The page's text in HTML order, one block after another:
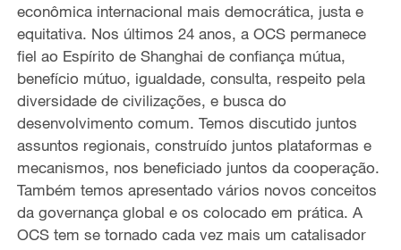
econômica internacional mais democrática, justa e
equitativa. Nos últimos 24 anos, a OCS permanece
fiel ao Espírito de Shanghai de confiança mútua,
benefício mútuo, igualdade, consulta, respeito pela
diversidade de civilizações, e busca do
desenvolvimento comum. Temos discutido juntos
assuntos regionais, construído juntos plataformas e
mecanismos, nos beneficiado juntos da cooperação.
Também temos apresentado vários novos conceitos
da governança global e os colocado em prática. A
OCS tem se tornado cada vez mais um catalisador